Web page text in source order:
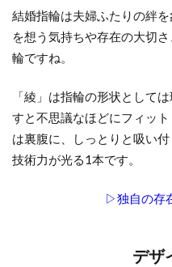
結婚指輪は夫婦ふたりの絆
を想う気持ちや存在の大切
輪ですね。
「綾」は指輪の形状として
すと不思議なほどにフィッ
は裏腹に、しっとりと吸い
技術力が光る1本です。
▷独自の存
デザ